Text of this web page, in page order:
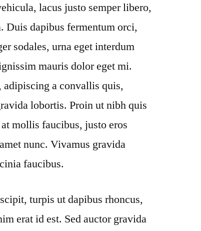
lacus justo semper libero,
dapibus fermentum orci,
sodales, urna eget interdum
mauris dolor eget mi.
a convallis quis,
lobortis. Proin ut nibh quis
mollis faucibus, justo eros
nunc. Vivamus gravida
faucibus.
turpis ut dapibus rhoncus,
erat id est. Sed auctor gravida